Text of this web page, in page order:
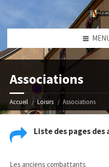
Associations
Accueil Loisirs Associations
Liste des pages
Les anciens combattants